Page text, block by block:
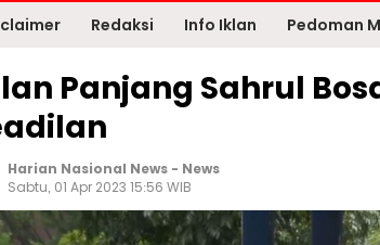
Redaksi Info Iklan Pedoman
Panjang Sahrul
Harian Nasional News - News
Sabtu, 01 Apr 2023 15:56 WIB